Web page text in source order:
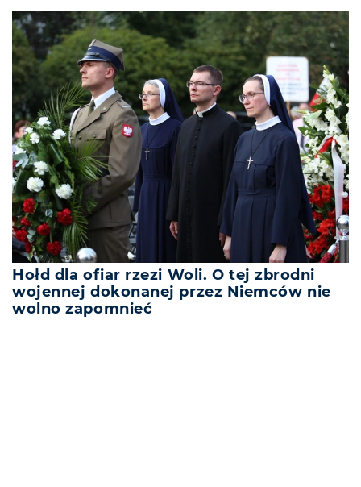
Hołd dla ofiar rzezi Woli. O tej zbrodni
wojennej dokonanej przez Niemców nie
wolno zapomnieć